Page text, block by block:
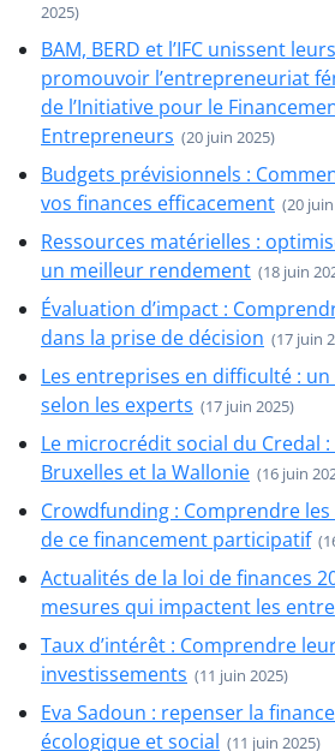
2025)
BAM, BERD et l’IFC unissent
promouvoir l’entrepreneuriat
de l’Initiative pour le
Entrepreneurs (20 juin 2025)
Budgets prévisionnels :
vos finances efficacement (20
Ressources matérielles :
un meilleur rendement (18 juin
Évaluation d’impact :
dans la prise de décision (17 juin
Les entreprises en difficulté :
selon les experts (17 juin 2025)
Le microcrédit social du Credal
Bruxelles et la Wallonie (16 juin
Crowdfunding : Comprendre
de ce financement participatif
Actualités de la loi de finances
mesures qui impactent les
Taux d’intérêt : Comprendre
investissements (11 juin 2025)
Eva Sadoun : repenser la
écologique et social (11 juin 2025)